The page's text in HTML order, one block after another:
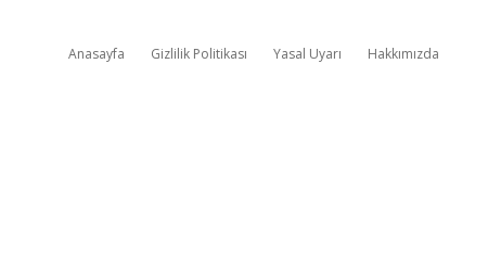
Anasayfa Gizlilik Politikası Yasal Uyarı Hakkımızda